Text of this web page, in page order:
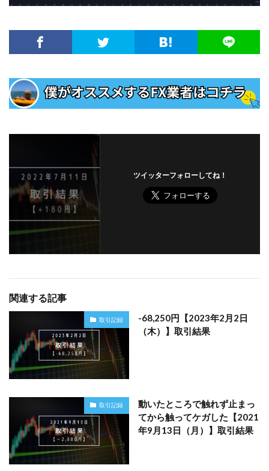
ツイッターフォローしてね！
関連する記事
取引記録
-68,250円【2023年2月2日
（木）】取引結果
取引記録
動いたところで触れず止まっ
てから触ってケガした【2021
年9月13日（月）】取引結果